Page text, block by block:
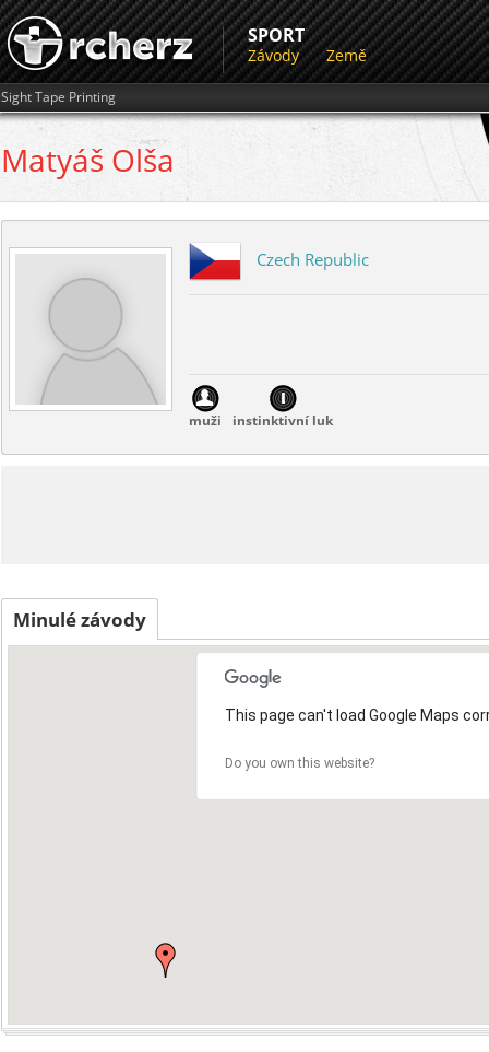
SPORT
Závody Země
Sight Tape Printing
Matyáš Olša
Czech Republic
muži instinktivní luk
Minulé závody
This page can't load Google Maps
Do you own this website?